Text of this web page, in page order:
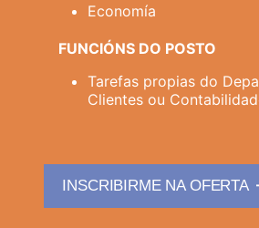
Economía
FUNCIÓNS DO POSTO
Tarefas propias do
Clientes ou
INSCRIBIRME NA OFERTA